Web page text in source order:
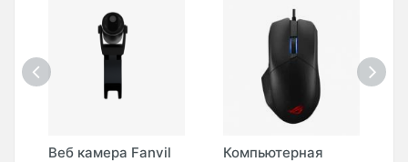
Веб камера Fanvil
Компьютерная